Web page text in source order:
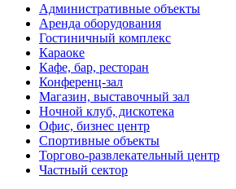
Административные объекты
Аренда оборудования
Гостиничный комплекс
Караоке
Кафе, бар, ресторан
Конференц-зал
Магазин, выставочный зал
Ночной клуб, дискотека
Офис, бизнес центр
Спортивные объекты
Торгово-развлекательный центр
Частный сектор